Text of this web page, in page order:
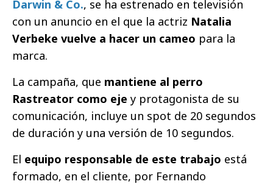
Darwin & Co., se ha estrenado en televisión
con un anuncio en el que la actriz Natalia
Verbeke vuelve a hacer un cameo para la
marca.
La campaña, que mantiene al perro
Rastreator como eje y protagonista de su
comunicación, incluye un spot de 20 segundos
de duración y una versión de 10 segundos.
El equipo responsable de este trabajo está
formado, en el cliente, por Fernando